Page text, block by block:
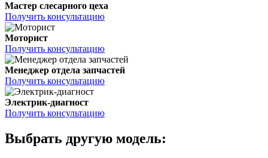
Мастер слесарного цеха
Получить консультацию
Моторист
Получить консультацию
Менеджер отдела запчастей
Получить консультацию
Электрик-диагност
Получить консультацию
Выбрать другую модель: